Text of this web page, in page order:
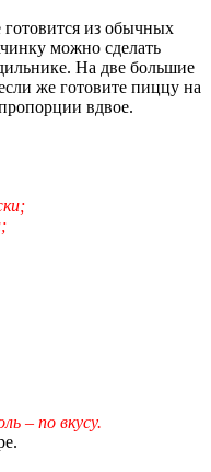
из обычных
можно сделать
На две большие
же готовите пиццу на
вдвое.
– по вкусу.